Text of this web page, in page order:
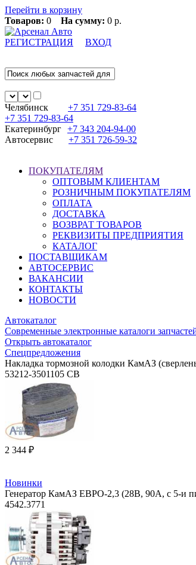
Перейти в корзину
Товаров: 0 На сумму: 0 р.
РЕГИСТРАЦИЯ ВХОД
Челябинск +7 351 729-83-64
+7 351 729-83-64
Екатеринбург +7 343 204-94-00
Автосервис
+7 351 726-59-32
ПОКУПАТЕЛЯМ
ОПТОВЫМ КЛИЕНТАМ
РОЗНИЧНЫМ ПОКУПАТЕЛЯМ
ОПЛАТА
ДОСТАВКА
ВОЗВРАТ ТОВАРОВ
РЕКВИЗИТЫ ПРЕДПРИЯТИЯ
КАТАЛОГ
ПОСТАВЩИКАМ
АВТОСЕРВИС
ВАКАНСИИ
КОНТАКТЫ
НОВОСТИ
Автокаталог
Современные электронные каталоги
Открыть автокаталог
Спецпредложения
Накладка тормозной колодки КамАЗ
53212-3501105 СВ
2 344 ₽
Новинки
Генератор КамАЗ ЕВРО-2,3 (28В, 90А, с 5-и
4542.3771